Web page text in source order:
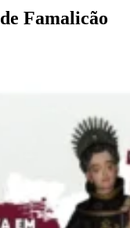
Famalicão